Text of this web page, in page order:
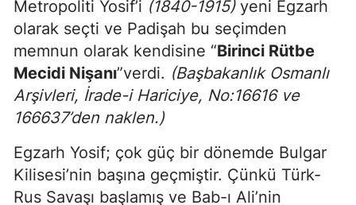
Metropoliti Yosif’i (1840-1915)yeni Egzarh
olarak seçti ve Padişah bu seçimden
memnun olarak kendisine “Birinci Rütbe
Mecidi Nişanı”verdi. (Başbakanlık Osmanlı
Arşivleri, İrade-i Hariciye, No:16616 ve
166637’den naklen.)
Egzarh Yosif; çok güç bir dönemde Bulgar
Kilisesi’nin başına geçmiştir. Çünkü Türk-
Rus Savaşı başlamış ve Bab-ı Ali’nin